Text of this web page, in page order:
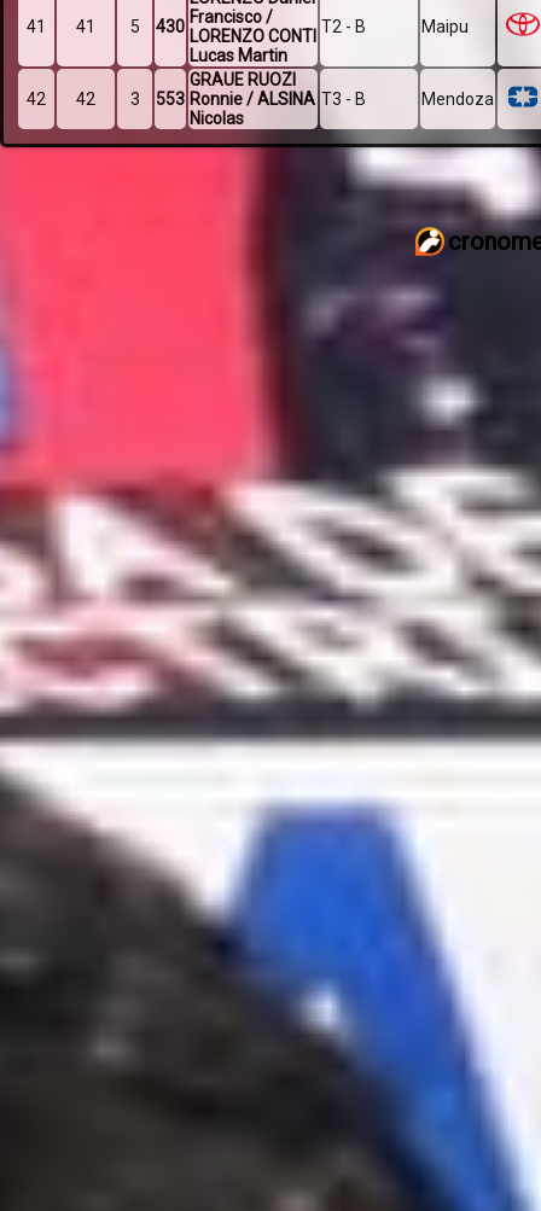
41 41 5 430 Francisco /
LORENZO CONTI
Lucas Martin
T2 - B Maipu
42 42 3 553
GRAUE RUOZI
Ronnie / ALSINA
Nicolas
T3 - B Mendoza